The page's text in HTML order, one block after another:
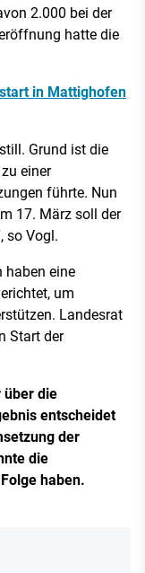
2.000 bei der
hatte die
in Mattighofen
Grund ist die
einer
führte. Nun
17. März soll der
so Vogl.
haben eine
um
Landesrat
Start der
über die
entscheidet
der
die
haben.